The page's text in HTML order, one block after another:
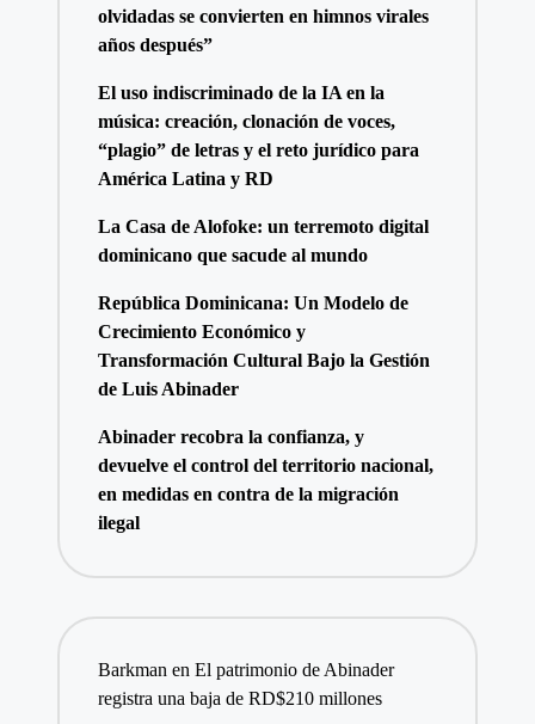
olvidadas se convierten en himnos virales
años después”
El uso indiscriminado de la IA en la
música: creación, clonación de voces,
“plagio” de letras y el reto jurídico para
América Latina y RD
La Casa de Alofoke: un terremoto digital
dominicano que sacude al mundo
República Dominicana: Un Modelo de
Crecimiento Económico y
Transformación Cultural Bajo la Gestión
de Luis Abinader
Abinader recobra la confianza, y
devuelve el control del territorio nacional,
en medidas en contra de la migración
ilegal
Barkmanen El patrimonio de Abinader
registra una baja de RD$210 millones